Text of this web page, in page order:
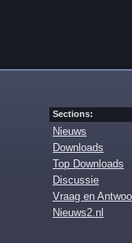
Sections:
Nieuws
Downloads
Top Downloads
Discussie
Vraag en
Nieuws2.nl